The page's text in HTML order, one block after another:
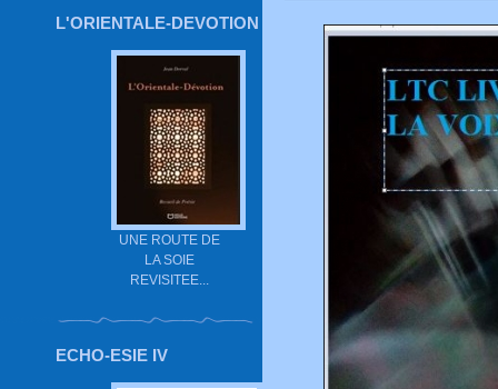
L'ORIENTALE-DEVOTION
UNE ROUTE DE
LA SOIE
REVISITEE...
ECHO-ESIE IV